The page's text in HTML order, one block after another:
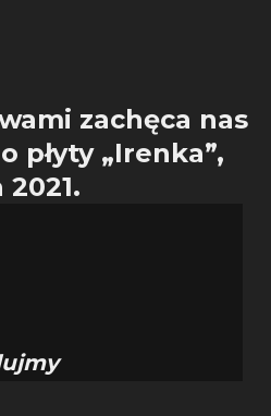
zachęca nas
płyty „Irenka”,